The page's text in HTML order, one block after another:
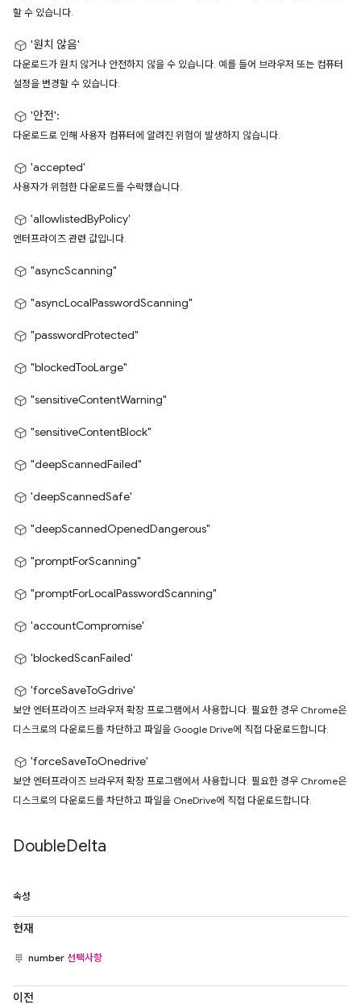
할 수 있습니다.
'원치 않음'
다운로드가 원치 않거나 안전하지 않을 수 있습니다. 예를 들어 브라우저 또는 컴퓨터
설정을 변경할 수 있습니다.
'안전':
다운로드로 인해 사용자 컴퓨터에 알려진 위험이 발생하지 않습니다.
'accepted'
사용자가 위험한 다운로드를 수락했습니다.
'allowlistedByPolicy'
엔터프라이즈 관련 값입니다.
"asyncScanning"
"asyncLocalPasswordScanning"
"passwordProtected"
"blockedTooLarge"
"sensitiveContentWarning"
"sensitiveContentBlock"
"deepScannedFailed"
'deepScannedSafe'
"deepScannedOpenedDangerous"
"promptForScanning"
"promptForLocalPasswordScanning"
'accountCompromise'
'blockedScanFailed'
'forceSaveToGdrive'
보안 엔터프라이즈 브라우저 확장 프로그램에서 사용합니다. 필요한 경우 Chrome은
디스크로의 다운로드를 차단하고 파일을 Google Drive에 직접 다운로드합니다.
'forceSaveToOnedrive'
보안 엔터프라이즈 브라우저 확장 프로그램에서 사용합니다. 필요한 경우 Chrome은
디스크로의 다운로드를 차단하고 파일을 OneDrive에 직접 다운로드합니다.
DoubleDelta
속성
현재
number 선택사항
이전